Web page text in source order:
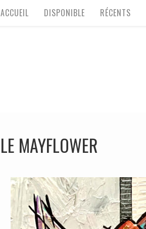
ACCUEIL DISPONIBLE RÉCENTS
LE MAYFLOWER